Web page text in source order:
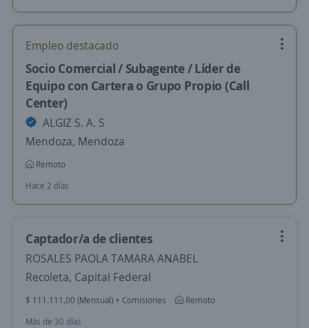
Empleo destacado
Socio Comercial / Subagente / Líder de
Equipo con Cartera o Grupo Propio (Call
Center)
ALGIZ S. A. S
Mendoza, Mendoza
Remoto
Hace 2 días
Captador/a de clientes
ROSALES PAOLA TAMARA ANABEL
Recoleta, Capital Federal
$ 111.111,00 (Mensual) + Comisiones
Remoto
Más de 30 días